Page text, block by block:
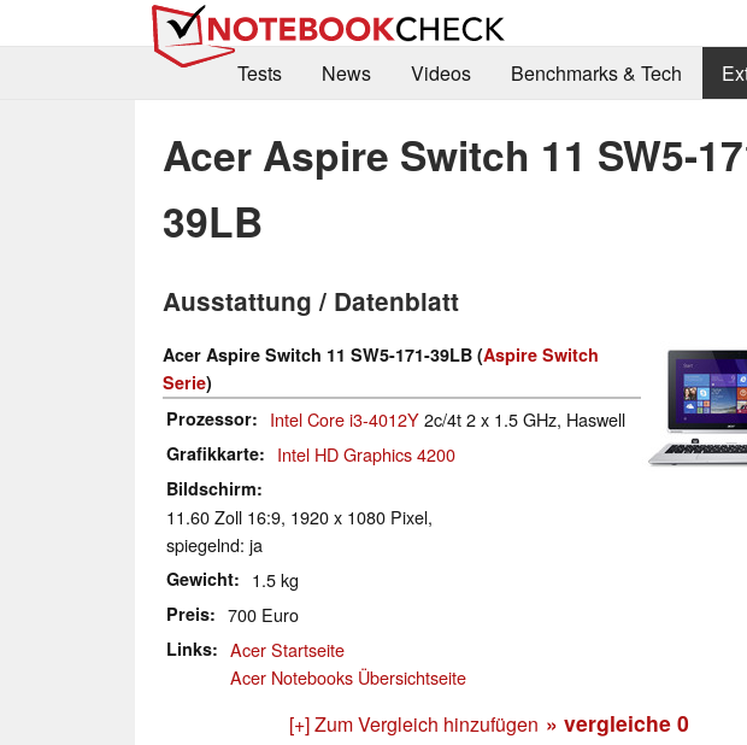
Tests
News Videos Benchmarks & Tech
Acer Aspire Switch 11 SW5-
39LB
Ausstattung / Datenblatt
Acer Aspire Switch 11 SW5-171-39LB (Aspire Switch
Serie)
Prozessor
Intel Core i3-4012Y2c/4t 2 x 1.5 GHz, Haswell
Grafikkarte Intel HD Graphics 4200
Bildschirm
11.60 Zoll 16:9, 1920 x 1080 Pixel,
spiegelnd: ja
Gewicht 1.5 kg
Preis 700 Euro
Links
Acer Startseite
Acer Notebooks Übersichtseite
[+] Zum Vergleich hinzufügen » vergleiche 0